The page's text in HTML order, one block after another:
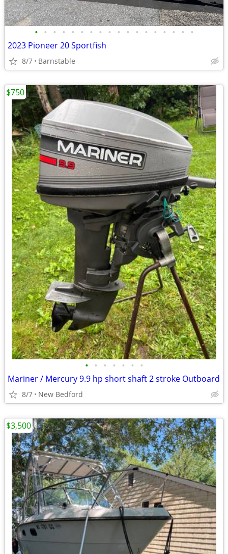
• • • • • • • • • • • • • • • • • •
2023 Pioneer 20 Sportfish
8/7 Barnstable
• • • • • • •
Mariner / Mercury 9.9 hp short shaft 2 stroke Outboard
8/7 New Bedford
$750
$3,500